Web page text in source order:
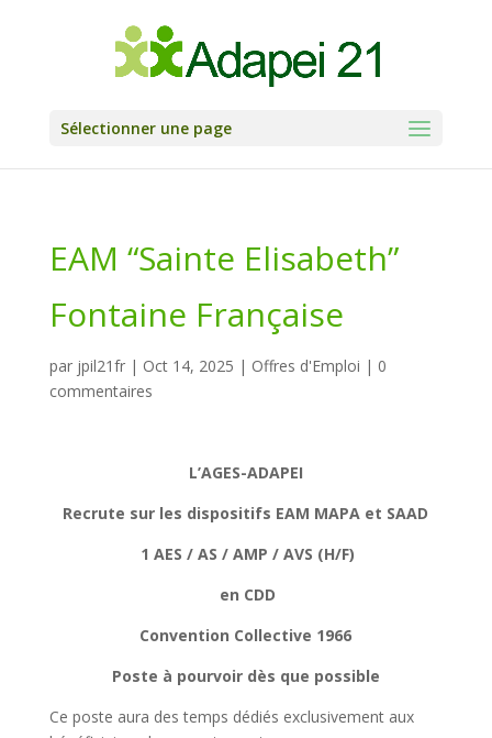
Sélectionner une page
EAM “Sainte Elisabeth”
Fontaine Française
par jpil21fr| Oct 14, 2025 | Offres d'Emploi | 0
commentaires
L’AGES-ADAPEI
Recrute sur les dispositifs EAM MAPA et SAAD
1 AES / AS / AMP / AVS (H/F)
en CDD
Convention Collective 1966
Poste à pourvoir dès que possible
Ce poste aura des temps dédiés exclusivement aux